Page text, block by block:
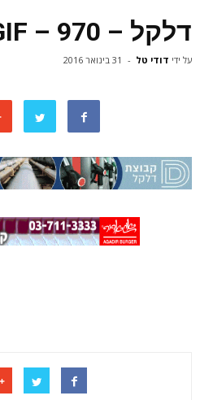
דלקל – 970 – GIF
על ידי דודי טל - 31 בינואר 2016